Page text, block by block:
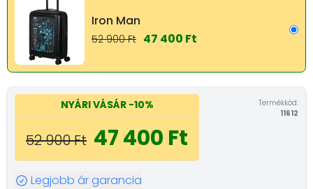
Iron Man
52 900 Ft 47 400 Ft
NYÁRI VÁSÁR -10%
52 900 Ft 47 400 Ft
Termékkód:
11612
Legjobb ár garancia